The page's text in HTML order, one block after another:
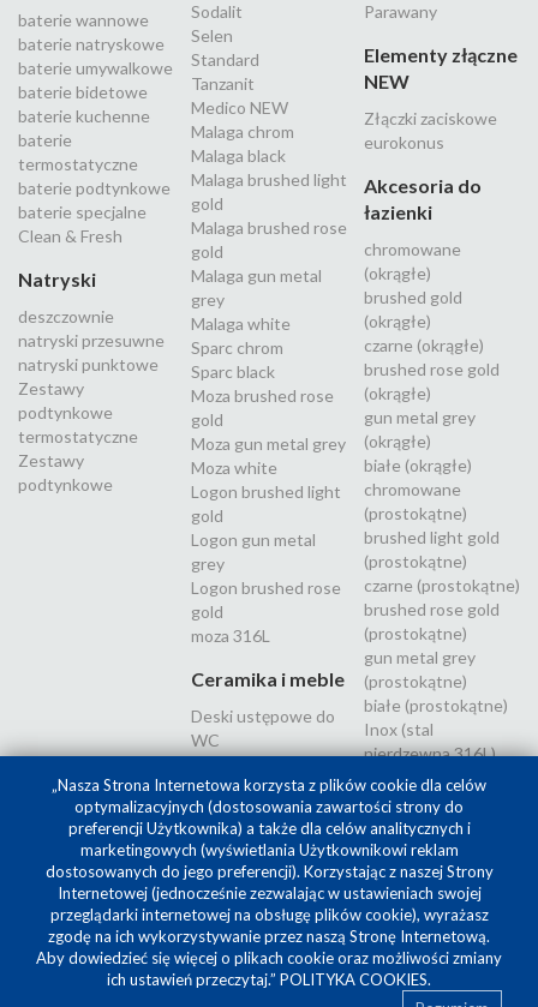
baterie wannowe
baterie natryskowe
baterie umywalkowe
baterie bidetowe
baterie kuchenne
baterie
termostatyczne
baterie podtynkowe
baterie specjalne
Clean & Fresh
Natryski
deszczownie
natryski przesuwne
natryski punktowe
Zestawy
podtynkowe
termostatyczne
Zestawy
podtynkowe
Sodalit
Selen
Standard
Tanzanit
Medico NEW
Malaga chrom
Malaga black
Malaga brushed light
gold
Malaga brushed rose
gold
Malaga gun metal
grey
Malaga white
Sparc chrom
Sparc black
Moza brushed rose
gold
Moza gun metal grey
Moza white
Logon brushed light
gold
Logon gun metal
grey
Logon brushed rose
gold
moza 316L
Ceramika i meble
Deski ustępowe do
WC
Parawany
Elementy złączne
NEW
Złączki zaciskowe
eurokonus
Akcesoria do
łazienki
chromowane
(okrągłe)
brushed gold
(okrągłe)
czarne (okrągłe)
brushed rose gold
(okrągłe)
gun metal grey
(okrągłe)
białe (okrągłe)
chromowane
(prostokątne)
brushed light gold
(prostokątne)
czarne (prostokątne)
brushed rose gold
(prostokątne)
gun metal grey
(prostokątne)
białe (prostokątne)
Inox (stal
nierdzewna 316L)
Projekt i realizacja SilverCube
„Nasza Strona Internetowa korzysta z plików cookie dla celów
optymalizacyjnych (dostosowania zawartości strony do
preferencji Użytkownika) a także dla celów analitycznych i
marketingowych (wyświetlania Użytkownikowi reklam
dostosowanych do jego preferencji). Korzystając z naszej Strony
Internetowej (jednocześnie zezwalając w ustawieniach swojej
przeglądarki internetowej na obsługę plików cookie), wyrażasz
zgodę na ich wykorzystywanie przez naszą Stronę Internetową.
Aby dowiedzieć się więcej o plikach cookie oraz możliwości zmiany
ich ustawień przeczytaj.” POLITYKA COOKIES.